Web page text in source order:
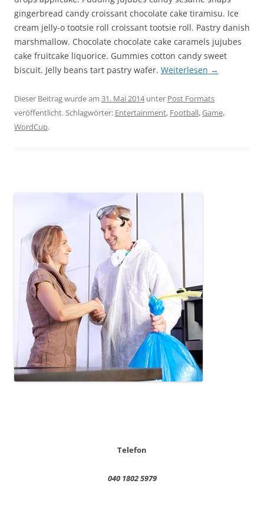
gingerbread candy croissant chocolate cake tiramisu. Ice
cream jelly-o tootsie roll croissant tootsie roll. Pastry danish
marshmallow. Chocolate chocolate cake caramels jujubes
cake fruitcake liquorice. Gummies cotton candy sweet
biscuit. Jelly beans tart pastry wafer. Weiterlesen →
Dieser Beitrag wurde am 31. Mai 2014unter Post Formats
veröffentlicht. Schlagwörter: Entertainment, Football,Game,
WordCup.
Telefon
040 1802 5979